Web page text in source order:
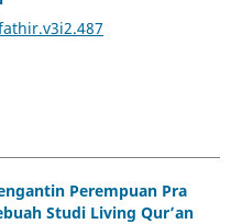
Perempuan Pra
Studi Living Qur’an